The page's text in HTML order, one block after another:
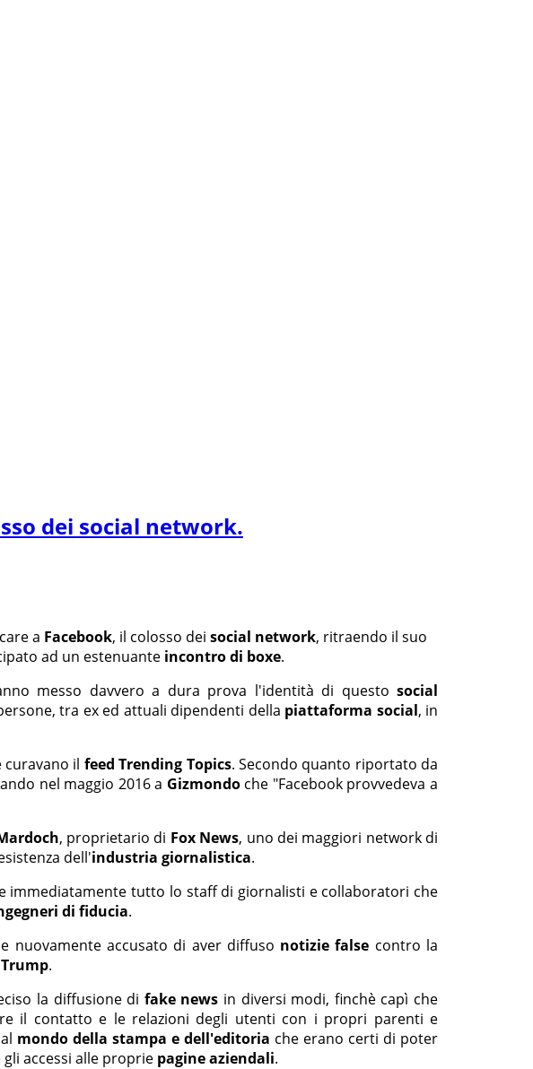
dei social network.
a Facebook, il colosso dei social network, ritraendo il suo
ad un estenuante incontro di boxe.
messo davvero a dura prova l'identità di questo social
tra ex ed attuali dipendenti della piattaforma social, in
il feed Trending Topics. Secondo quanto riportato da
nel maggio 2016 a Gizmondoche "Facebook provvedeva a
, proprietario di Fox News, uno dei maggiori network di
dell'industria giornalistica.
immediatamente tutto lo staff di giornalisti e collaboratori che
di fiducia.
nuovamente accusato di aver diffuso notizie false contro la
.
la diffusione di fake news in diversi modi, finchè capì che
il contatto e le relazioni degli utenti con i propri parenti e
mondo della stampa e dell'editoria che erano certi di poter
accessi alle proprie pagine aziendali.